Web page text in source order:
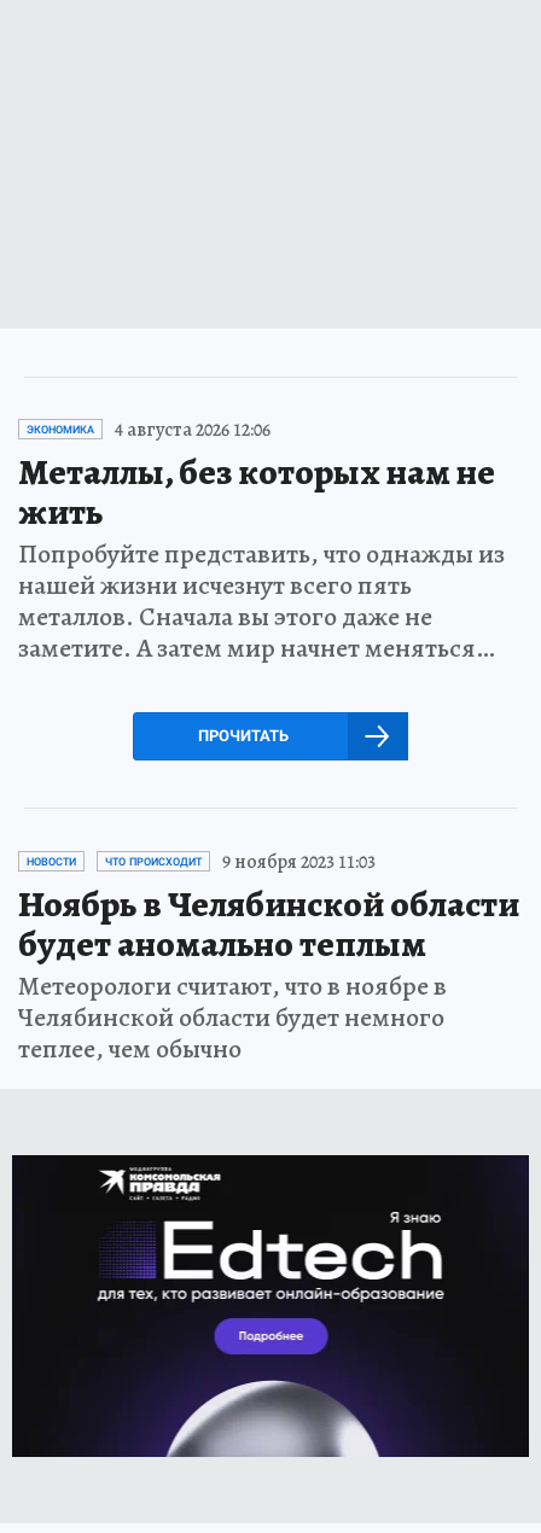
ЭКОНОМИКА 4 августа 2026 12:06
Металлы, без которых нам не
жить
Попробуйте представить, что однажды из
нашей жизни исчезнут всего пять
металлов. Сначала вы этого даже не
заметите. А затем мир начнет меняться…
ПРОЧИТАТЬ
НОВОСТИ ЧТО ПРОИСХОДИТ 9 ноября 2023 11:03
Ноябрь в Челябинской области
будет аномально теплым
Метеорологи считают, что в ноябре в
Челябинской области будет немного
теплее, чем обычно